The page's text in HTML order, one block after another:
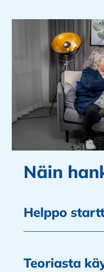
Näin
Helppo
Teoriasta